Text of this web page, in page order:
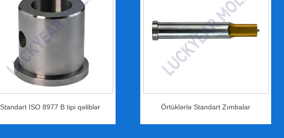
Standart ISO 8977 B tipi qəliblər Örtüklərlə Standart Zımbalar